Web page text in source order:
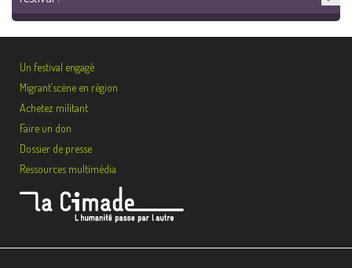
Un festival engagé
Migrant’scène en région
Achetez militant
Faire un don
Dossier de presse
Ressources multimédia